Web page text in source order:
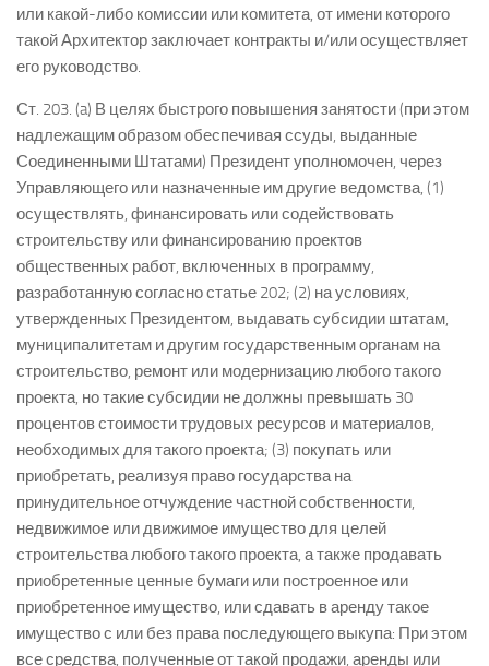
или какой-либо комиссии или комитета, от имени которого
такой Архитектор заключает контракты и/или осуществляет
его руководство.
Ст. 203. (a) В целях быстрого повышения занятости (при этом
надлежащим образом обеспечивая ссуды, выданные
Соединенными Штатами) Президент уполномочен, через
Управляющего или назначенные им другие ведомства, (1)
осуществлять, финансировать или содействовать
строительству или финансированию проектов
общественных работ, включенных в программу,
разработанную согласно статье 202; (2) на условиях,
утвержденных Президентом, выдавать субсидии штатам,
муниципалитетам и другим государственным органам на
строительство, ремонт или модернизацию любого такого
проекта, но такие субсидии не должны превышать 30
процентов стоимости трудовых ресурсов и материалов,
необходимых для такого проекта; (3) покупать или
приобретать, реализуя право государства на
принудительное отчуждение частной собственности,
недвижимое или движимое имущество для целей
строительства любого такого проекта, а также продавать
приобретенные ценные бумаги или построенное или
приобретенное имущество, или сдавать в аренду такое
имущество с или без права последующего выкупа: При этом
все средства, полученные от такой продажи, аренды или